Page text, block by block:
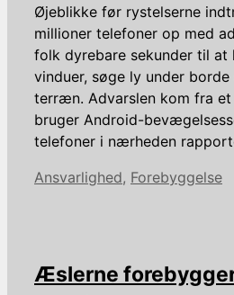
Øjeblikke før rystelserne
millioner telefoner op med
folk dyrebare sekunder til
vinduer, søge ly under borde
terræn. Advarslen kom fra et
bruger Android-
telefoner i nærheden
Kategorier
Ansvarlighed, Forebyggelse
Æslerne